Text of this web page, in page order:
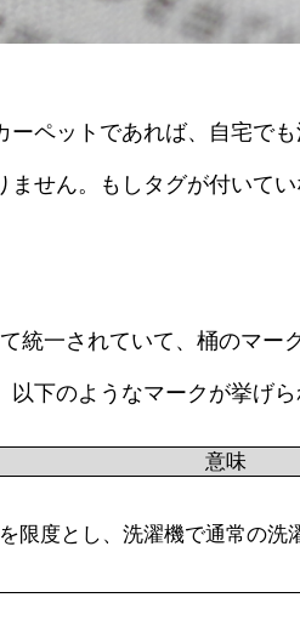
ペットであれば、自宅で
せん。もしタグが付いて
統一されていて、桶のマー
下のようなマークが挙げら
意味
限度とし、洗濯機で通常の洗